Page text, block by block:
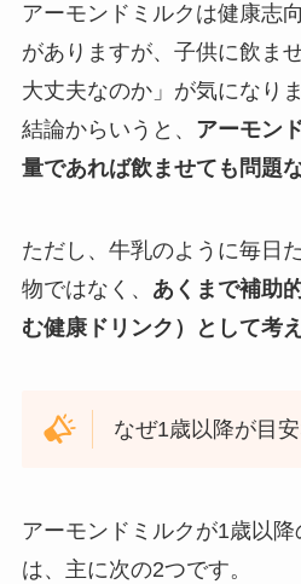
アーモンドミルクは健康志
がありますが、子供に飲ま
大丈夫なのか」が気になり
結論からいうと、 アーモン
量であれば飲ませても問題
ただし、牛乳のように毎日
物ではなく、 あくまで補助
む健康ドリンク）として考
なぜ1歳以降が目安
アーモンドミルクが1歳以
は、主に次の2つです。